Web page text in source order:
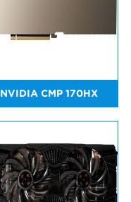
NVIDIA CMP 170HX